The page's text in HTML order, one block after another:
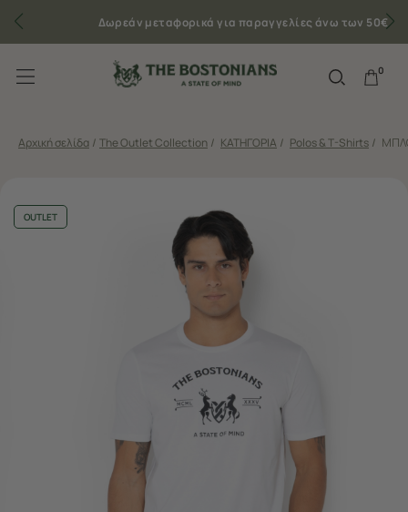
Δωρεάν μεταφορικά για παραγγελίες άνω των 50€
0
Αρχική σελίδα / The Outlet Collection / ΚΑΤΗΓΟΡΙΑ / Polos & T-Shirts /
OUTLET